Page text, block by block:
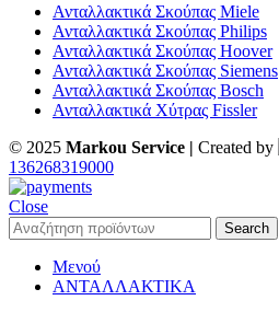
Ανταλλακτικά Σκούπας Miele
Ανταλλακτικά Σκούπας Philips
Ανταλλακτικά Σκούπας Hoover
Ανταλλακτικά Σκούπας Siemens
Ανταλλακτικά Σκούπας Bosch
Ανταλλακτικά Χύτρας Fissler
© 2025 Markou Service | Created by
136268319000
Close
Search
Μενού
ΑΝΤΑΛΛΑΚΤΙΚΑ